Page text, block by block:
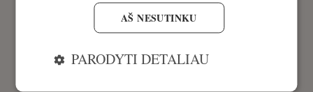
AŠ NESUTINKU
PARODYTI DETALIAU